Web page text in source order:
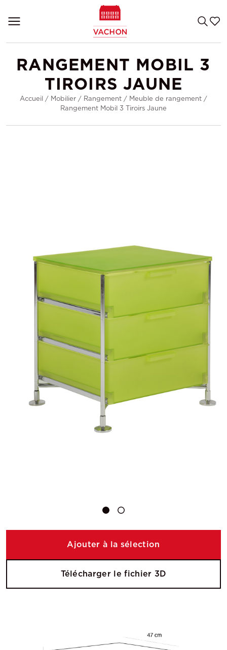
RANGEMENT MOBIL 3
TIROIRS JAUNE
Accueil / Mobilier / Rangement / Meuble de rangement /
Rangement Mobil 3 Tiroirs Jaune
Ajouter à la sélection
Télécharger le fichier 3D